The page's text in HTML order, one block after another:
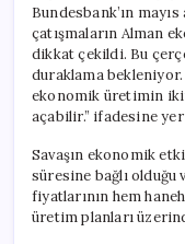
Bundesbank’ın
çatışmaların Alman
dikkat çekildi. Bu
duraklama bekleniyor.
ekonomik üretimin
açabilir.” ifadesine
Savaşın ekonomik
süresine bağlı
fiyatlarının hem
üretim planları